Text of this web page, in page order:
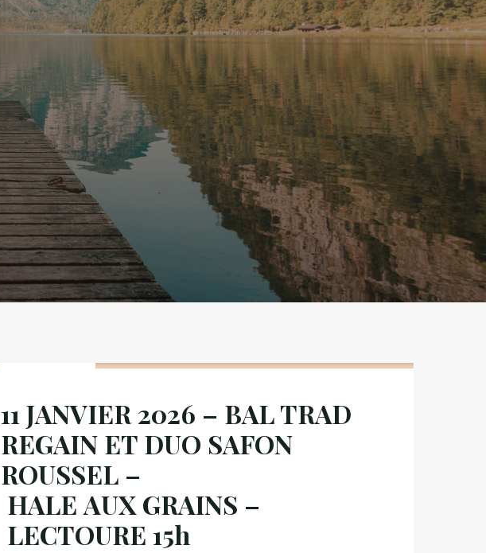
11 JANVIER 2026 – BAL TRAD
REGAIN ET DUO SAFON
ROUSSEL –
HALE AUX GRAINS –
LECTOURE 15h